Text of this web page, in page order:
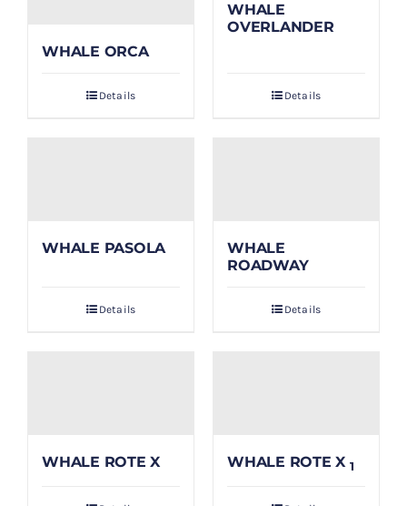
WHALE ORCA
Details
WHALE
OVERLANDER
Details
WHALE PASOLA
Details
WHALE
ROADWAY
Details
WHALE ROTE X WHALE ROTE X 1